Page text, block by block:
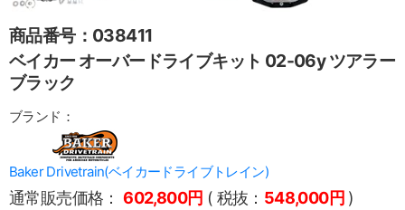
商品番号：038411
ベイカー オーバードライブキット 02-06y ツアラー
ブラック
ブランド：
Baker Drivetrain(ベイカードライブトレイン)
通常販売価格： 602,800円 ( 税抜： 548,000円 )